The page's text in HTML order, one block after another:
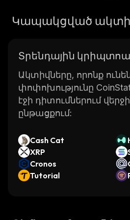
Կապակցված
Տրենդային
Ակտիվները, որոնք
փոփոխությունը
էջի դիտումներում
ընթացքում:
Cash Cat
XRP
Cronos
Tutorial